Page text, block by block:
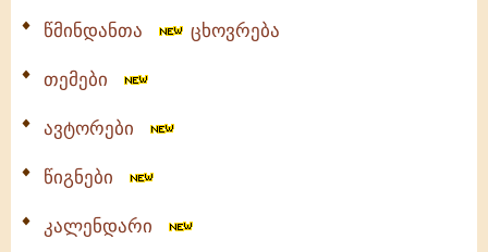
წმინდანთა ცხოვრება
თემები
ავტორები
წიგნები
კალენდარი